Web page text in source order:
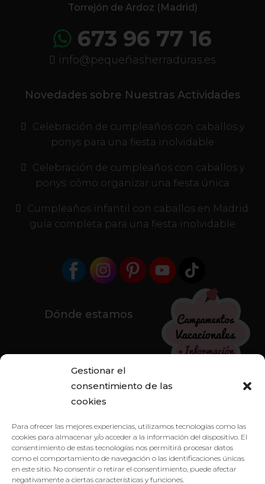
Gestionar el
consentimiento de las
cookies
Para ofrecer las mejores experiencias, utilizamos tecnologías como las
cookies para almacenar y/o acceder a la información del dispositivo. El
consentimiento de estas tecnologías nos permitirá procesar datos
como el comportamiento de navegación o las identificaciones únicas
en este sitio. No consentir o retirar el consentimiento, puede afectar
negativamente a ciertas características y funciones.
Torrejón de Ardoz (Madrid)
673 96 77 16
info@pequeñasherraduras.es
Novedades sobre Nuestras Actividades
Celebración de cumpleaños con caballos y
ponys para una fiesta inolvidable
Celebración de cumpleaños con caballos y
ponys: cómo organizar una fiesta única
Cumpleaños infantil con caballos en Madrid:
guía completa para una fiesta inolvidable
Dónde estamos